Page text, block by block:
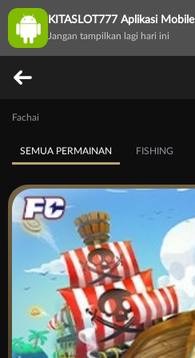
KITASLOT777 Aplikasi Mobile
Jangan tampilkan lagi hari ini
Fachai
SEMUA PERMAINAN FISHING